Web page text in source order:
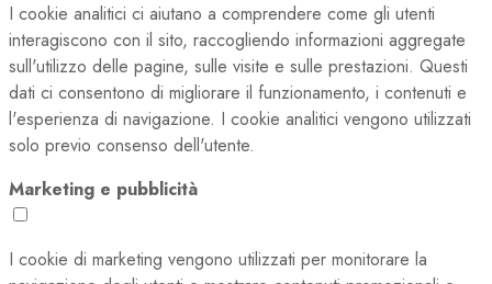
I cookie analitici ci aiutano a comprendere come gli utenti
interagiscono con il sito, raccogliendo informazioni aggregate
sull'utilizzo delle pagine, sulle visite e sulle prestazioni. Questi
dati ci consentono di migliorare il funzionamento, i contenuti e
l'esperienza di navigazione. I cookie analitici vengono utilizzati
solo previo consenso dell'utente.
Marketing e pubblicità
I cookie di marketing vengono utilizzati per monitorare la